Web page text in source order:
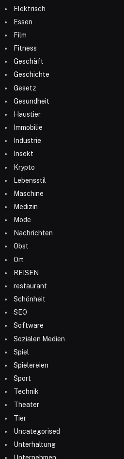
Elektrisch
Essen
Film
Fitness
Geschäft
Geschichte
Gesetz
Gesundheit
Haustier
Immobilie
Industrie
Insekt
Krypto
Lebensstil
Maschine
Medizin
Mode
Nachrichten
Obst
Ort
REISEN
restaurant
Schönheit
SEO
Software
Sozialen Medien
Spiel
Spielereien
Sport
Technik
Theater
Tier
Uncategorised
Unterhaltung